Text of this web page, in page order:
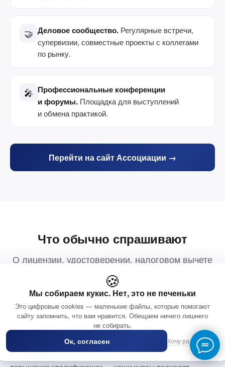
🍪
Мы собираем кукис. Нет, это не печеньки
Это цифровые cookies — маленькие файлы, которые помогают
сайту запомнить, что вам нравится. Обещаем ничего лишнего
не собирать.
Ок, согласен Хочу разобраться
🤝 Деловое сообщество. Регулярные встречи,
супервизии, совместные проекты с коллегами
по рынку.
🎤 Профессиональные конференции
и форумы. Площадка для выступлений
и обмена практикой.
Перейти на сайт Ассоциации →
Что обычно спрашивают
О лицензии, удостоверении, налоговом вычете
и обучении из других городов
Можно ли зачесть обучение у вас в счёт
обязательного обучения для адвокатов?
Да.Адвокаты по закону должны проходить обязательное